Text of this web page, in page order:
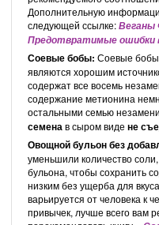
Дополнительную
следующей ссылке:Веганы
Предотвратимые ошибки
Соевые бобы: Соевые бобы
являются хорошим
содержат все восемь
содержание метионина
остальными семью
семенав сыром виде не
Овощной бульон без
уменьшили количество
бульона, чтобы сохранить
низким без ущерба для
варьируется от человека к
привычек, лучше всего вам